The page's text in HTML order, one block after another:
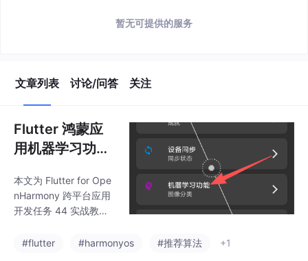
暂无可提供的服务
文章列表 讨论/问答 关注
Flutter 鸿蒙应
用机器学习功能
te兼容框架+模
拟推理引擎，打
本文为 Flutter for Ope
nHarmony 跨平台应用
开发任务 44 实战教
学习功能集成，通过兼
#flutter #harmonyos #推荐算法 +1